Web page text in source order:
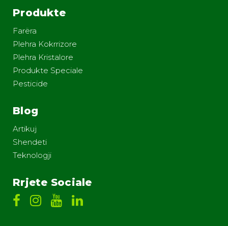
Produkte
Farëra
Plehra Kokrrizore
Plehra Kristalore
Produkte Speciale
Pesticide
Blog
Artikuj
Shendeti
Teknologji
Rrjete Sociale